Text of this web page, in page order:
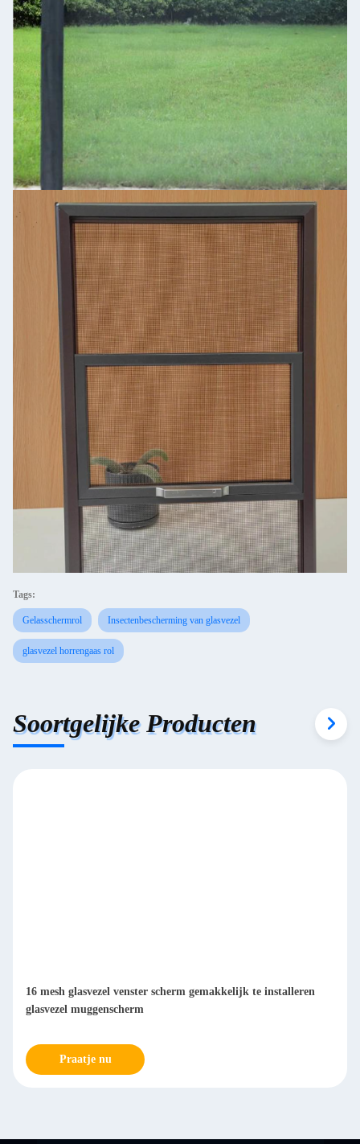
Tags:
Gelasschermrol Insectenbescherming van glasvezel
glasvezel horrengaas rol
Soortgelijke Producten
16 mesh glasvezel venster scherm gemakkelijk te installeren
glasvezel muggenscherm
Praatje nu